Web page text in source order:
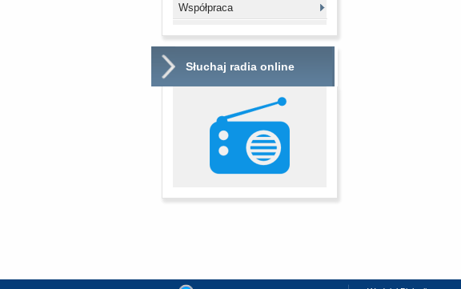
Współpraca
Słuchaj radia online